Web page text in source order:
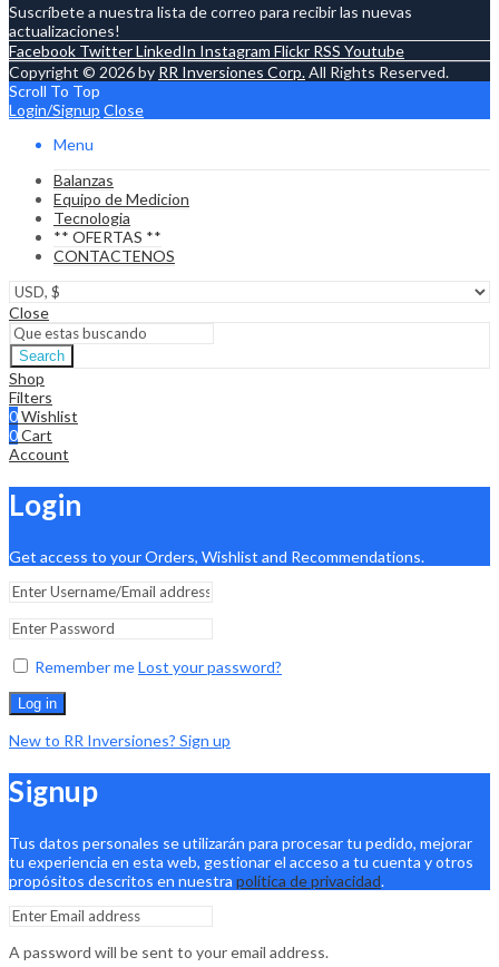
Suscríbete a nuestra lista de correo para recibir las nuevas
actualizaciones!
Facebook TwitterLinkedIn Instagram Flickr RSS Youtube
Copyright © 2026 by RR Inversiones Corp.All Rights Reserved.
Scroll To Top
Login/Signup Close
Menu
Balanzas
Equipo de Medicion
Tecnologia
** OFERTAS **
CONTACTENOS
Close
Search
Shop
Filters
0Wishlist
0Cart
Account
Login
Get access to your Orders, Wishlist and Recommendations.
Remember meLost your password?
Log in
New to RR Inversiones? Sign up
Signup
Tus datos personales se utilizarán para procesar tu pedido, mejorar
tu experiencia en esta web, gestionar el acceso a tu cuenta y otros
propósitos descritos en nuestra política de privacidad.
A password will be sent to your email address.